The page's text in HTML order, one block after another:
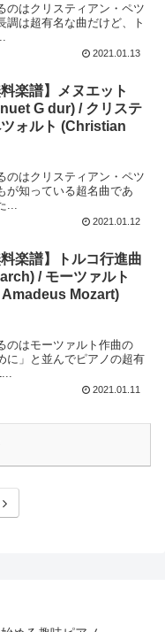
のはクリスティアン・ペツ
調は超有名な曲だけど、ト
2021.01.13
料楽譜】メヌエット
G dur) / クリステ
ォルト (Christian
のはクリスティアン・ペツ
が知っている超名曲であ
2021.01.12
料楽譜】トルコ行進曲
/ モーツァルト
Mozart)
のはモーツァルト作曲の
に」と並んでピアノの超有
2021.01.11
次